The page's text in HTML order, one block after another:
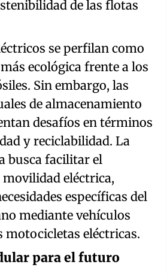
de las flotas
se perfilan como
ecológica frente a los
Sin embargo, las
de almacenamiento
desafíos en términos
y reciclabilidad. La
busca facilitar el
movilidad eléctrica,
específicas del
mediante vehículos
motocicletas eléctricas.
para el futuro